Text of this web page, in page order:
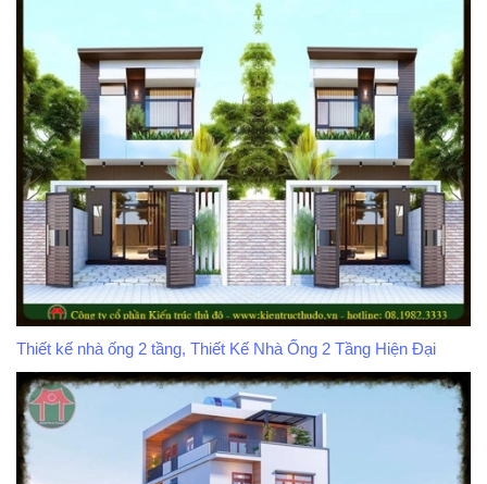
Thiết kế nhà ống 2 tầng, Thiết Kế Nhà Ống 2 Tầng Hiện Đại